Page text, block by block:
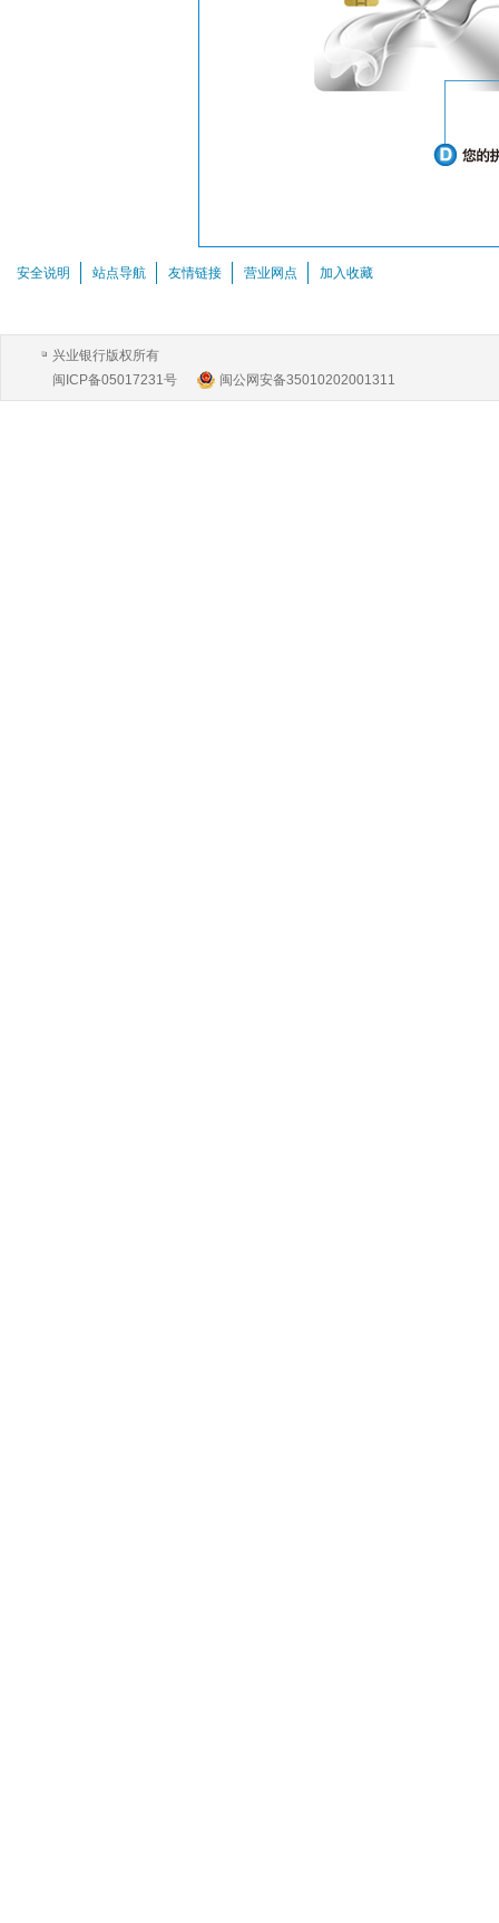
安全说明 站点导航 友情链接 营业网点 加入收藏
兴业银行版权所有
闽ICP备05017231号
闽公网安备35010202001311